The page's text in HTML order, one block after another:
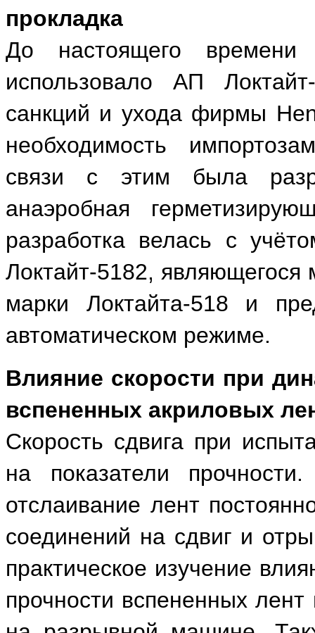
прокладка
До настоящего времени
использовало АП
санкций и ухода фирмы
необходимость
связи с этим была
анаэробная
разработка велась с
Локтайт-5182,
марки Локтайта-518 и
автоматическом режиме.
Влияние скорости при
вспененных акриловых
Скорость сдвига при
на показатели
отслаивание лент
соединений на сдвиг и
практическое изучение
прочности вспененных